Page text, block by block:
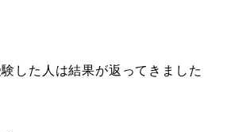
した人は結果が返ってきました